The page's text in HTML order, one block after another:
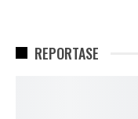
REPORTASE